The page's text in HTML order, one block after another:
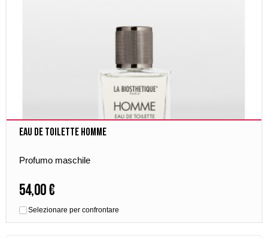
Eau de Toilette Homme
Profumo maschile
54,00 €
Selezionare per confrontare